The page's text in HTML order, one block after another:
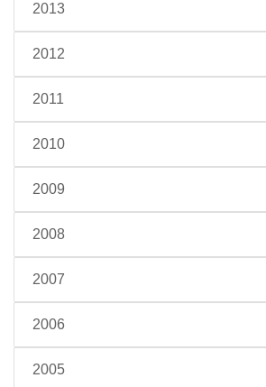
2013
2012
2011
2010
2009
2008
2007
2006
2005